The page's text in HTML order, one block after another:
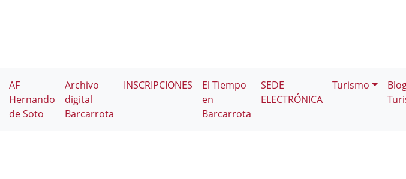
AF
Hernando
de Soto
Archivo
digital
Barcarrota
INSCRIPCIONES
El Tiempo
en
Barcarrota
SEDE
ELECTRÓNICA
Turismo